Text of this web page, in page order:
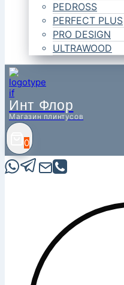
PEDROSS
PERFECT PLUS
PRO DESIGN
ULTRAWOOD
Инт Флор
Магазин плинтусов
0